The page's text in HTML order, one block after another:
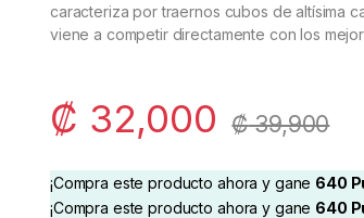
caracteriza por traernos cubos de altísima
viene a competir directamente con los
₡ 32,000 ₡39,900
¡Compra este producto ahora y gane 640
¡Compra este producto ahora y gane 640